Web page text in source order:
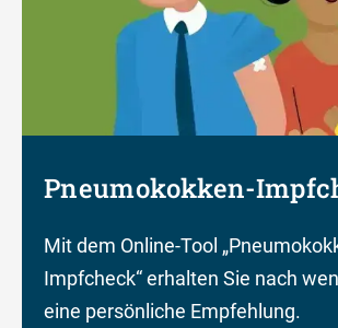
Pneumokokken-
Mit dem Online-Tool
Impfcheck“ erhalten Sie nach
eine persönliche Empfehlung.